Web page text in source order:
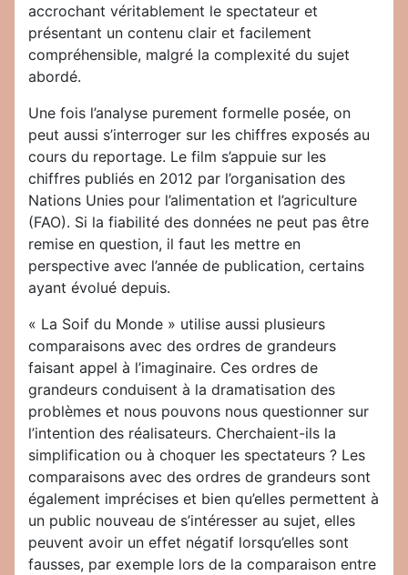
accrochant véritablement le spectateur et
présentant un contenu clair et facilement
compréhensible, malgré la complexité du sujet
abordé.
Une fois l’analyse purement formelle posée, on
peut aussi s’interroger sur les chiffres exposés au
cours du reportage. Le film s’appuie sur les
chiffres publiés en 2012 par l’organisation des
Nations Unies pour l’alimentation et l’agriculture
(FAO). Si la fiabilité des données ne peut pas être
remise en question, il faut les mettre en
perspective avec l’année de publication, certains
ayant évolué depuis.
« La Soif du Monde » utilise aussi plusieurs
comparaisons avec des ordres de grandeurs
faisant appel à l’imaginaire. Ces ordres de
grandeurs conduisent à la dramatisation des
problèmes et nous pouvons nous questionner sur
l’intention des réalisateurs. Cherchaient-ils la
simplification ou à choquer les spectateurs ? Les
comparaisons avec des ordres de grandeurs sont
également imprécises et bien qu’elles permettent à
un public nouveau de s’intéresser au sujet, elles
peuvent avoir un effet négatif lorsqu’elles sont
fausses, par exemple lors de la comparaison entre